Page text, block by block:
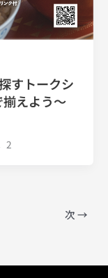
すトークシ
えよう～
2
次→